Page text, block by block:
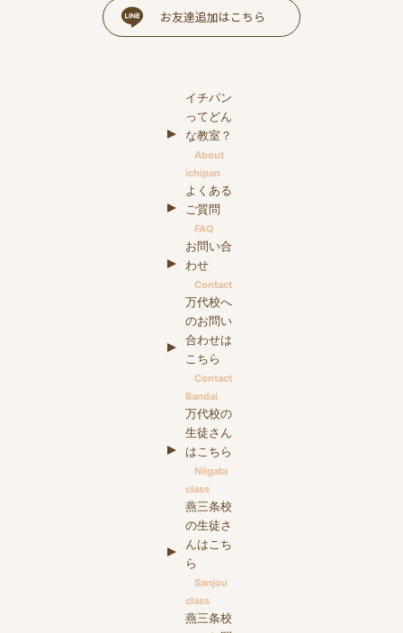
お友達追加はこちら
イチパン
ってどん
な教室？
About
ichipan
よくある
ご質問
FAQ
お問い合
わせ
Contact
万代校へ
のお問い
合わせは
こちら
Contact
Bandai
万代校の
生徒さん
はこちら
Niigata
class
燕三条校
の生徒さ
んはこち
ら
Sanjou
class
燕三条校